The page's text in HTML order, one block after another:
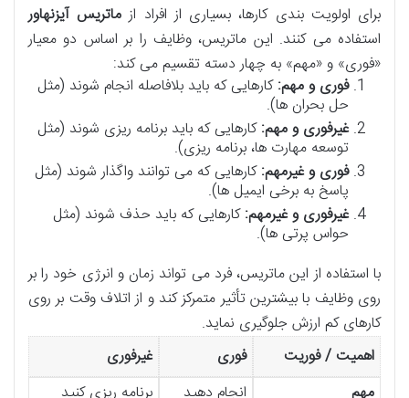
برای اولویت بندی کارها، بسیاری از افراد از ماتریس آیزنهاور
استفاده می کنند. این ماتریس، وظایف را بر اساس دو معیار
«فوری» و «مهم» به چهار دسته تقسیم می کند:
فوری و مهم:کارهایی که باید بلافاصله انجام شوند (مثل
حل بحران ها).
غیرفوری و مهم:کارهایی که باید برنامه ریزی شوند (مثل
توسعه مهارت ها، برنامه ریزی).
فوری و غیرمهم:کارهایی که می توانند واگذار شوند (مثل
پاسخ به برخی ایمیل ها).
غیرفوری و غیرمهم:کارهایی که باید حذف شوند (مثل
حواس پرتی ها).
با استفاده از این ماتریس، فرد می تواند زمان و انرژی خود را بر
روی وظایف با بیشترین تأثیر متمرکز کند و از اتلاف وقت بر روی
کارهای کم ارزش جلوگیری نماید.
اهمیت / فوریت
فوری
غیرفوری
مهم
انجام دهید
برنامه ریزی کنید